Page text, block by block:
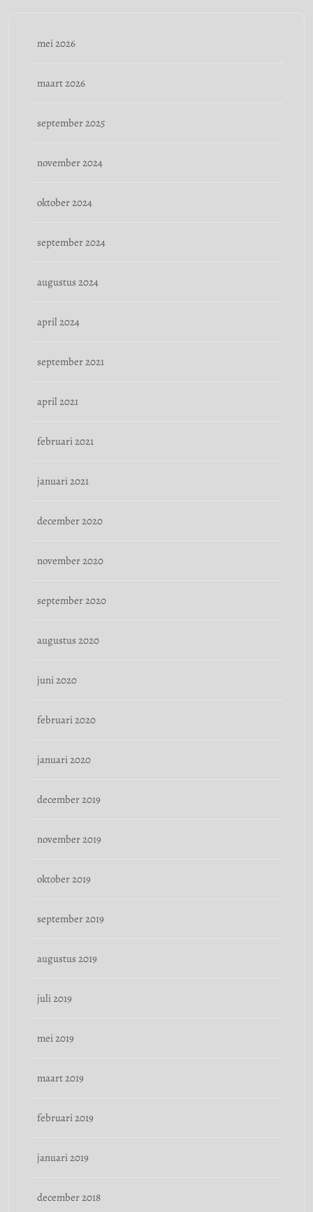
mei 2026
maart 2026
september 2025
november 2024
oktober 2024
september 2024
augustus 2024
april 2024
september 2021
april 2021
februari 2021
januari 2021
december 2020
november 2020
september 2020
augustus 2020
juni 2020
februari 2020
januari 2020
december 2019
november 2019
oktober 2019
september 2019
augustus 2019
juli 2019
mei 2019
maart 2019
februari 2019
januari 2019
december 2018